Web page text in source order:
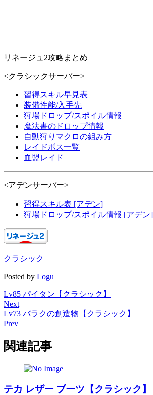
リネージュ2攻略まとめ
<クラシックサーバー>
習得スキル早見表
装備性能/入手先
狩場ドロップ/スポイル情報
魔法書のドロップ情報
自動狩りマクロの組み方
レイドボス一覧
血盟レイド
<アデンサーバー>
習得スキル表 [アデン]
狩場ドロップ/スポイル情報 [アデン]
クラシック
Posted by Logu
Lv85 パイタン【クラシック】
Next
Lv73 バラクの創造物【クラシック】
Prev
関連記事
テカ レザー ブーツ【クラシック】